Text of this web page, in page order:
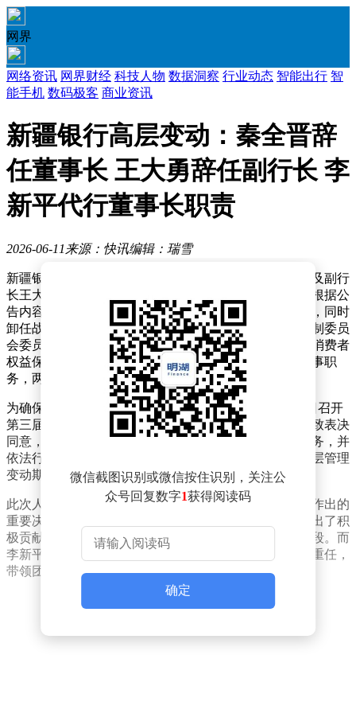
网界
网络资讯 网界财经 科技人物 数据洞察 行业动态 智能出行 智
能手机 数码极客 商业资讯
新疆银行高层变动：秦全晋辞
任董事长 王大勇辞任副行长 李
新平代行董事长职责
2026-06-11 来源：快讯编辑：瑞雪
新疆银行近日发布重要人事变动公告，原董事长秦全晋及副行
长王大勇因工作调整原因，已向董事会递交辞任报告。根据公
告内容，秦全晋将不再担任新疆银行董事长、董事职务，同时
卸任战略发展委员会主任委员、风险管理与关联交易控制委员
会委员、审计委员会委员、提名与薪酬委员会委员以及消费者
权益保护委员会委员等职务。王大勇则辞去副行长、董事职
务，两人的辞任自报告送达董事会之日起正式生效。
为确保银行运营的平稳过渡，新疆银行于2026年5月25日召开
第三届董事会第二十二次（临时）会议。经全体董事一致表决
同意，决定由行长、执行董事李新平代为履行董事长职务，并
依法行使法定代表人职权。这一安排旨在保障银行在高层管理
变动期间，各项业务和管理工作的正常开展。
此次人事变动是新疆银行根据自身发展需要和战略规划作出的
重要决策。秦全晋和王大勇在任职期间为银行的发展做出了积
极贡献，他们的离任标志着新疆银行将开启新的发展阶段。而
李新平作为代行董事长，将肩负起引领银行未来发展的重任，
带领团队继续推动银行各项业务的稳健发展。
微信截图识别或微信按住识别，关注公
众号回复数字1获得阅读码
确定